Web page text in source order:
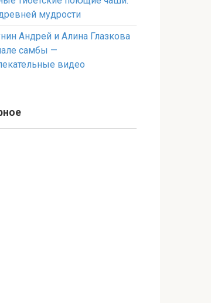
мудрости
Андрей и Алина Глазкова
самбы —
видео